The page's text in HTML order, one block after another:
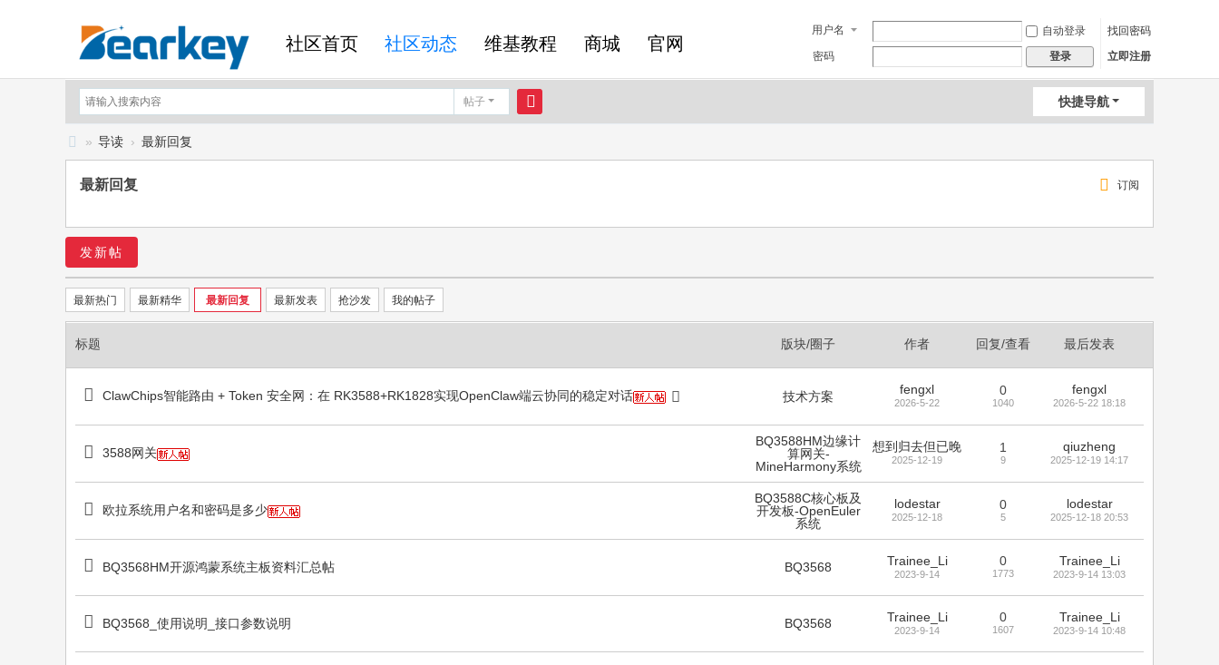
社区首页 社区动态 维基教程 商城 官网
用户名 自动登录
找回密码
密码
登录 立即注册
帖子
搜
快捷导航
开
发
社
区
» 导读 › 最新回复
订阅
最新回复
发新帖
最新热门 最新精华 最新回复 最新发表 抢沙发 我的帖子
标题 版块/圈子 作者 回复/查看 最后发表
ClawChips智能路由 + Token 安全网：在 RK3588+RK1828实现OpenClaw端云协同的稳定对话 技术方案 fengxl
2026-5-22
0
1040
fengxl
2026-5-22 18:18
3588网关
BQ3588HM边缘计
算网关-
MineHarmony系统
想到归去但已晚
2025-12-19
1
9
qiuzheng
2025-12-19 14:17
欧拉系统用户名和密码是多少
BQ3588C核心板及
开发板-OpenEuler
系统
lodestar
2025-12-18
0
5
lodestar
2025-12-18 20:53
BQ3568HM开源鸿蒙系统主板资料汇总帖 BQ3568 Trainee_Li
2023-9-14
0
1773
Trainee_Li
2023-9-14 13:03
BQ3568_使用说明_接口参数说明 BQ3568 Trainee_Li
2023-9-14
0
1607
Trainee_Li
2023-9-14 10:48